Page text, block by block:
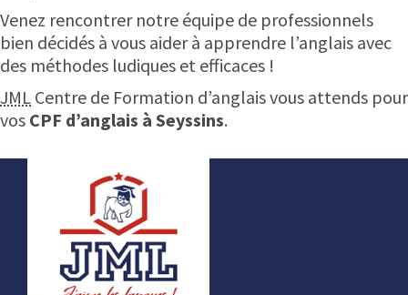
Venez rencontrer notre équipe de professionnels
bien décidés à vous aider à apprendre l’anglais avec
des méthodes ludiques et efficaces !
JML Centre de Formation d’anglais vous attends pour
vos CPF d’anglais à Seyssins.